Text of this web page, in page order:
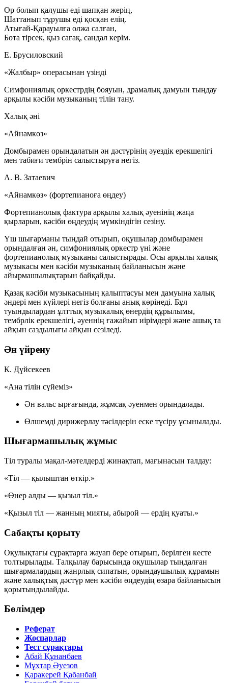
Ор болып қалушы еді шапқан жерің,
Шаттанып тұрушы еді қосқан елің.
Атығай-Қарауылға олжа салған,
Бота тірсек, қыз сағақ, сандал керім.
Е. Брусиловский
«Жалбыр» операсынан үзінді
Симфониялық оркестрдің бояуын, драмалық дамуын тыңдау
арқылы кәсіби музыканың тілін тану.
Халық әні
«Айнамкөз»
Домбырамен орындалатын ән дәстүрінің әуездік ерекшелігі
мен табиғи тембрін салыстыруға негіз.
А. В. Затаевич
«Айнамкөз» (фортепианоға өңдеу)
Фортепианолық фактура арқылы халық әуенінің жаңа
қырларын, кәсіби өңдеудің мүмкіндігін сезіну.
Үш шығарманы тыңдай отырып, оқушылар домбырамен
орындалған ән, симфониялық оркестр үні және
фортепианолық музыканы салыстырады. Осы арқылы халық
музыкасы мен кәсіби музыканың байланысын және
айырмашылықтарын байқайды.
Қазақ кәсіби музыкасының қалыптасуы мен дамуына халық
әндері мен күйлері негіз болғаны анық көрінеді. Бұл
туындылардан ұлттық музыкалық өнердің құрылымы,
тембрлік ерекшелігі, әуеннің ғажайып иірімдері және ашық та
айқын саздылығы айқын сезіледі.
Ән үйрену
К. Дүйсекеев
«Ана тілін сүйеміз»
Ән вальс ырғағында, жұмсақ әуенмен орындалады.
Өлшемді дирижерлау тәсілдерін еске түсіру ұсынылады.
Шығармашылық жұмыс
Тіл туралы мақал-мәтелдерді жинақтап, мағынасын талдау:
«Тіл — қылыштан өткір.»
«Өнер алды — қызыл тіл.»
«Қызыл тіл — жанның мияты, абырой — ердің қуаты.»
Сабақты қорыту
Оқулықтағы сұрақтарға жауап бере отырып, берілген кесте
толтырылады. Талқылау барысында оқушылар тыңдалған
шығармалардың жанрлық сипатын, орындаушылық құрамын
және халықтық дәстүр мен кәсіби өңдеудің өзара байланысын
қорытындылайды.
Бөлімдер
Реферат
Жоспарлар
Тест сұрақтары
Абай Құнанбаев
Мұхтар Әуезов
Қаракерей Қабанбай